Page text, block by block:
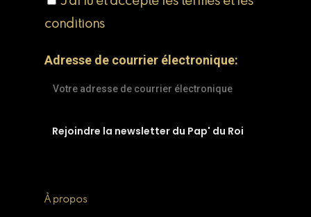
conditions
Adresse de courrier électronique:
À propos